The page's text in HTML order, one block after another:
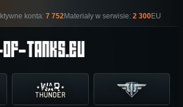
konta: 7 752Materiały w serwisie: 2 300EU